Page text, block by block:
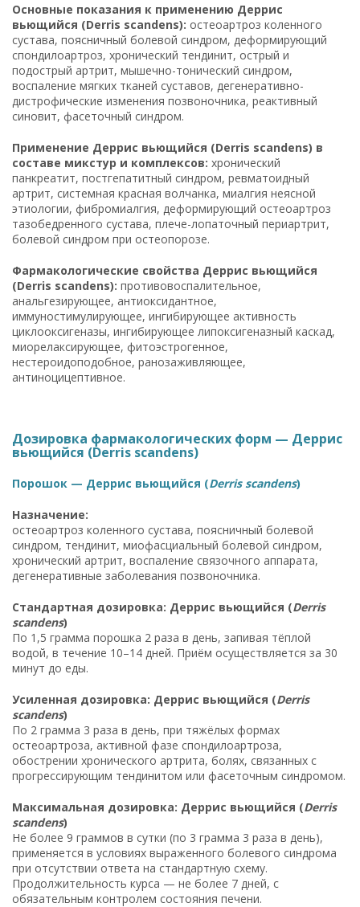
Основные показания к применению Деррис
вьющийся (Derris scandens): остеоартроз коленного
сустава, поясничный болевой синдром, деформирующий
спондилоартроз, хронический тендинит, острый и
подострый артрит, мышечно-тонический синдром,
воспаление мягких тканей суставов, дегенеративно-
дистрофические изменения позвоночника, реактивный
синовит, фасеточный синдром.
Применение Деррис вьющийся (Derris scandens) в
составе микстур и комплексов: хронический
панкреатит, постгепатитный синдром, ревматоидный
артрит, системная красная волчанка, миалгия неясной
этиологии, фибромиалгия, деформирующий остеоартроз
тазобедренного сустава, плече-лопаточный периартрит,
болевой синдром при остеопорозе.
Фармакологические свойства Деррис вьющийся
(Derris scandens): противовоспалительное,
анальгезирующее, антиоксидантное,
иммуностимулирующее, ингибирующее активность
циклооксигеназы, ингибирующее липоксигеназный каскад,
миорелаксирующее, фитоэстрогенное,
нестероидоподобное, ранозаживляющее,
антиноцицептивное.
Дозировка фармакологических форм — Деррис
вьющийся (Derris scandens)
Порошок — Деррис вьющийся (Derris scandens)
Назначение:
остеоартроз коленного сустава, поясничный болевой
синдром, тендинит, миофасциальный болевой синдром,
хронический артрит, воспаление связочного аппарата,
дегенеративные заболевания позвоночника.
Стандартная дозировка: Деррис вьющийся (Derris
scandens)
По 1,5 грамма порошка 2 раза в день, запивая тёплой
водой, в течение 10–14 дней. Приём осуществляется за 30
минут до еды.
Усиленная дозировка: Деррис вьющийся (Derris
scandens)
По 2 грамма 3 раза в день, при тяжёлых формах
остеоартроза, активной фазе спондилоартроза,
обострении хронического артрита, болях, связанных с
прогрессирующим тендинитом или фасеточным синдромом.
Максимальная дозировка: Деррис вьющийся (Derris
scandens)
Не более 9 граммов в сутки (по 3 грамма 3 раза в день),
применяется в условиях выраженного болевого синдрома
при отсутствии ответа на стандартную схему.
Продолжительность курса — не более 7 дней, с
обязательным контролем состояния печени.